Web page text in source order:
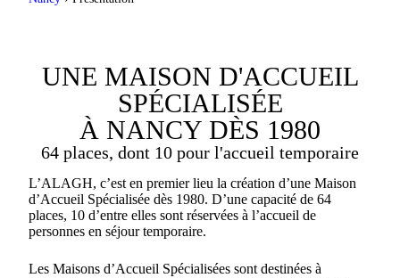
UNE MAISON D'ACCUEIL
SPÉCIALISÉE
À NANCY DÈS 1980
64 places, dont 10 pour l'accueil temporaire
L’ALAGH, c’est en premier lieu la création d’une Maison
d’Accueil Spécialisée dès 1980. D’une capacité de 64
places, 10 d’entre elles sont réservées à l’accueil de
personnes en séjour temporaire.
Les Maisons d’Accueil Spécialisées sont destinées à